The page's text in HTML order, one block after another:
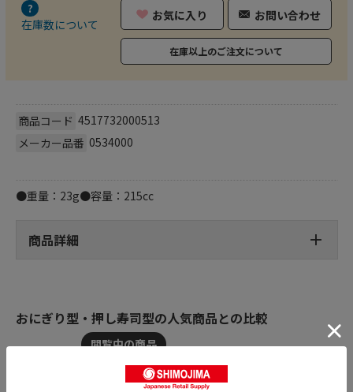
在庫数について
お気に入り お問い合わせ
在庫以上のご注文について
商品コード 4517732000513
メーカー品番 0534000
●重量：23g●容量：215cc
商品詳細
おにぎり型・押し寿司型の人気商品との比較